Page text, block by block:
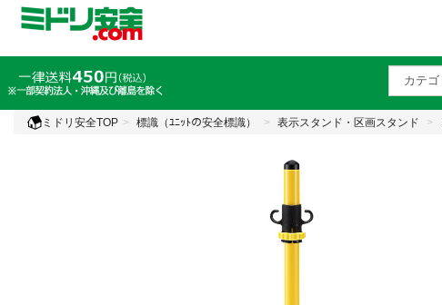
ミドリ安全TOP 標識（ﾕﾆｯﾄの安全標識） 表示スタンド・区画スタンド